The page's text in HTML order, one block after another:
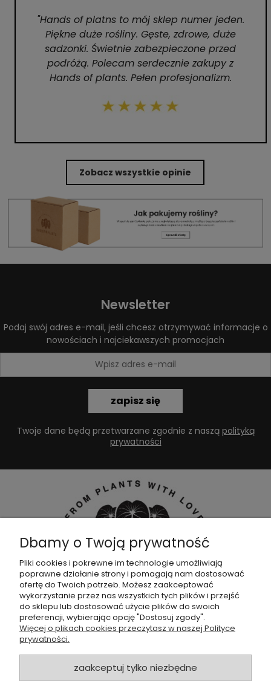
"Hands of platns to mój sklep numer jeden.
Piękne duże rośliny. Gęste, zdrowe, duże
sadzonki. Świetnie zabezpieczone przed
podróżą. Polecam serdecznie zakupy z
Hands of plants. Pełen profesjonalizm.
Zobacz wszystkie opinie
Newsletter
Podaj swój adres e-mail, jeśli chcesz otrzymywać informacje o
nowościach i najciekawszych promocjach
zapisz się
Twoje dane będą przetwarzane zgodnie z naszą polityką
prywatności
Dołącz do naszejgrupy facebookowej !
POMOC
SKLEP
Dbamy o Twoją prywatność
Pliki cookies i pokrewne im technologie umożliwiają
poprawne działanie strony i pomagają nam dostosować
ofertę do Twoich potrzeb. Możesz zaakceptować
wykorzystanie przez nas wszystkich tych plików i przejść
do sklepu lub dostosować użycie plików do swoich
preferencji, wybierając opcję "Dostosuj zgody".
Więcej o plikach cookies przeczytasz w naszej Polityce
prywatności.
zaakceptuj tylko niezbędne